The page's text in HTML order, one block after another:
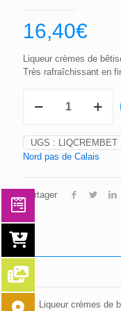
16,40€
Liqueur crèmes de
Très rafraîchissant en
CRÈMES
DE
BÉTISES
UGS : LIQCREMBET
Nord pas de Calais
Partager
Liqueur crèmes de